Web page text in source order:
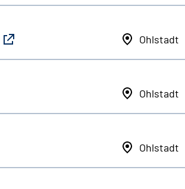
Ohlstadt
Ohlstadt
Ohlstadt